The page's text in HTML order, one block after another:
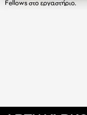
Fellows στο εργαστήριο.